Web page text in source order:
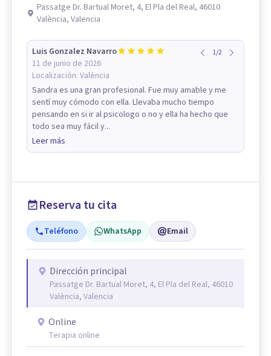
Passatge Dr. Bartual Moret, 4, El Pla del Real, 46010
València, Valencia
Luis Gonzalez Navarro
11 de junio de 2026
Localización: València
1/2
Sandra es una gran profesional. Fue muy amable y me
sentí muy cómodo con ella. Llevaba mucho tiempo
pensando en si ir al psicologo o no y ella ha hecho que
todo sea muy fácil y...
Leer más
Reserva tu cita
Teléfono WhatsApp Email
Dirección principal
Passatge Dr. Bartual Moret, 4, El Pla del Real, 46010
València, Valencia
Online
Terapia online